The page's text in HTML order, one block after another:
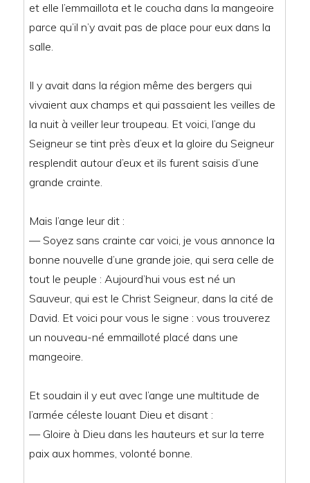
et elle l’emmaillota et le coucha dans la mangeoire
parce qu’il n’y avait pas de place pour eux dans la
salle.
Il y avait dans la région même des bergers qui
vivaient aux champs et qui passaient les veilles de
la nuit à veiller leur troupeau. Et voici, l’ange du
Seigneur se tint près d’eux et la gloire du Seigneur
resplendit autour d’eux et ils furent saisis d’une
grande crainte.
Mais l’ange leur dit :
— Soyez sans crainte car voici, je vous annonce la
bonne nouvelle d’une grande joie, qui sera celle de
tout le peuple : Aujourd’hui vous est né un
Sauveur, qui est le Christ Seigneur, dans la cité de
David. Et voici pour vous le signe : vous trouverez
un nouveau-né emmailloté placé dans une
mangeoire.
Et soudain il y eut avec l’ange une multitude de
l’armée céleste louant Dieu et disant :
— Gloire à Dieu dans les hauteurs et sur la terre
paix aux hommes, volonté bonne.